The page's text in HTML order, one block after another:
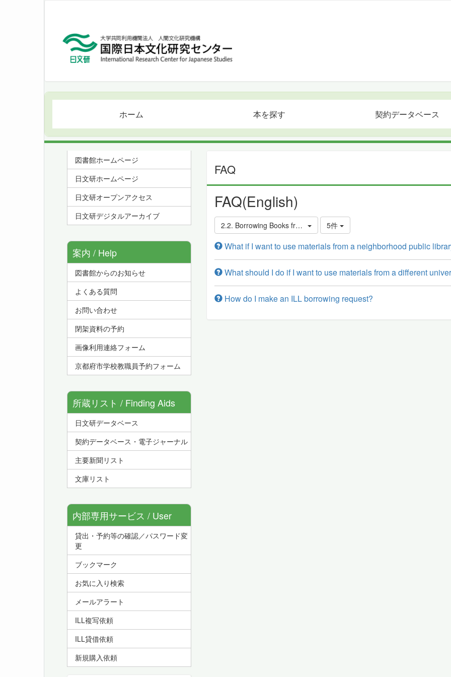
ホーム 本を探す 契約データベース
FAQ
FAQ(English)
2.2. Borrowing Books from Other Libraries
5件
What if I want to use materials from a neighborhood public
What should I do if I want to use materials from a different
How do I make an ILL borrowing request?
図書館ホームページ
日文研ホームページ
日文研オープンアクセス
日文研デジタルアーカイブ
案内 / Help
図書館からのお知らせ
よくある質問
お問い合わせ
閉架資料の予約
画像利用連絡フォーム
京都府市学校教職員予約フォーム
所蔵リスト / Finding Aids
日文研データベース
契約データベース・電子ジャーナル
主要新聞リスト
文庫リスト
内部専用サービス / User
Service
貸出・予約等の確認／パスワード変
更
ブックマーク
お気に入り検索
メールアラート
ILL複写依頼
ILL貸借依頼
新規購入依頼